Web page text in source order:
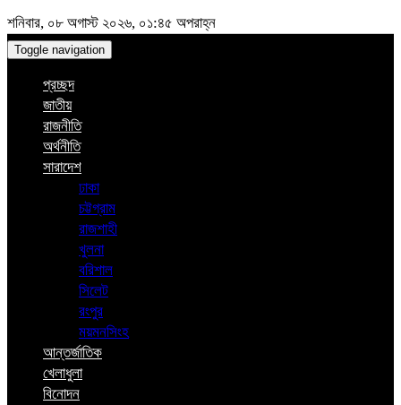
শনিবার, ০৮ অগাস্ট ২০২৬, ০১:৪৫ অপরাহ্ন
Toggle navigation
প্রচ্ছদ
জাতীয়
রাজনীতি
অর্থনীতি
সারাদেশ
ঢাকা
চট্টগ্রাম
রাজশাহী
খুলনা
বরিশাল
সিলেট
রংপুর
ময়মনসিংহ
আন্তর্জাতিক
খেলাধুলা
বিনোদন